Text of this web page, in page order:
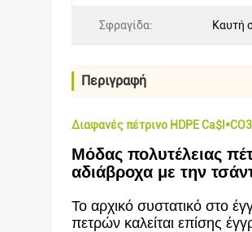
Σφραγίδα: Καυτή
Περιγραφή
Διαφανές πέτρινο HDPE
Μόδας πολυτέλειας
αδιάβροχα με την
Το αρχικό συστατικό στο
πετρών καλείται επίσης